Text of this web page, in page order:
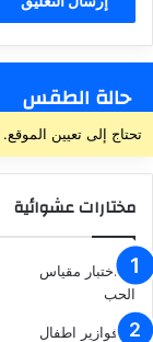
حالة الطقس
تحتاج إلى تعيين الموقع.
مختارات عشوائية